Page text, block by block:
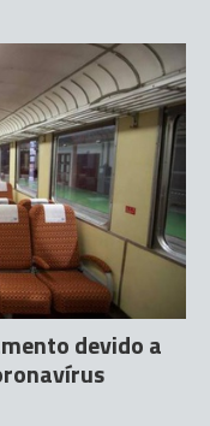
devido a